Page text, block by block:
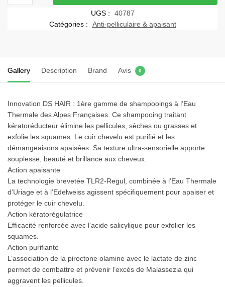
réducteur
150
UGS :
40787
Catégories :
Anti-pelliculaire & apaisant
Gallery Description Brand Avis 0
Innovation DS HAIR : 1ère gamme de shampooings à l’Eau
Thermale des Alpes Françaises. Ce shampooing traitant
kératoréducteur élimine les pellicules, sèches ou grasses et
exfolie les squames. Le cuir chevelu est purifié et les
démangeaisons apaisées. Sa texture ultra-sensorielle apporte
souplesse, beauté et brillance aux cheveux.
Action apaisante
La technologie brevetée TLR2-Regul, combinée à l’Eau Thermale
d’Uriage et à l’Edelweiss agissent spécifiquement pour apaiser et
protéger le cuir chevelu.
Action kératorégulatrice
Efficacité renforcée avec l’acide salicylique pour exfolier les
squames.
Action purifiante
L’association de la piroctone olamine avec le lactate de zinc
permet de combattre et prévenir l’excès de Malassezia qui
aggravent les pellicules.